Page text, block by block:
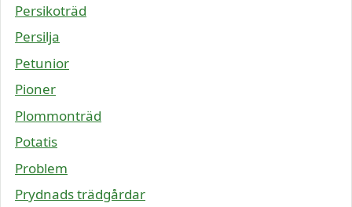
Persikoträd
Persilja
Petunior
Pioner
Plommonträd
Potatis
Problem
Prydnads trädgårdar